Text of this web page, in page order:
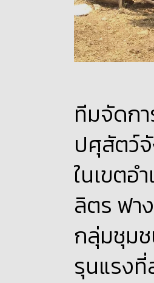
ทีมจัดก
ปศุสัตว์
ในเขตอ
ลิตร ฟา
กลุ่มชุม
รุนแรง